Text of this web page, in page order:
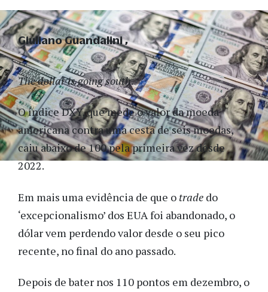
The dollar is going south.
O índice DXY, que mede o valor da moeda
americana contra uma cesta de seis moedas,
caiu abaixo de 100 pela primeira vez desde
2022.
Em mais uma evidência de que o trade do
‘excepcionalismo’ dos EUA foi abandonado, o
dólar vem perdendo valor desde o seu pico
recente, no final do ano passado.
Depois de bater nos 110 pontos em dezembro, o
Giuliano Guandalini